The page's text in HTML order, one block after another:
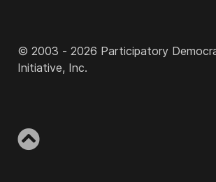
© 2003 - 2026 Participatory
Initiative, Inc.